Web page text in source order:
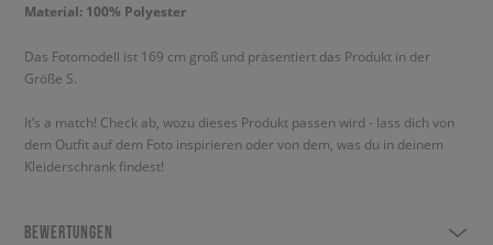
Material: 100% Polyester
Das Fotomodell ist 169 cm groß und präsentiert das Produkt in der
Größe S.
It’s a match! Check ab, wozu dieses Produkt passen wird - lass dich von
dem Outfit auf dem Foto inspirieren oder von dem, was du in deinem
Kleiderschrank findest!
BEWERTUNGEN